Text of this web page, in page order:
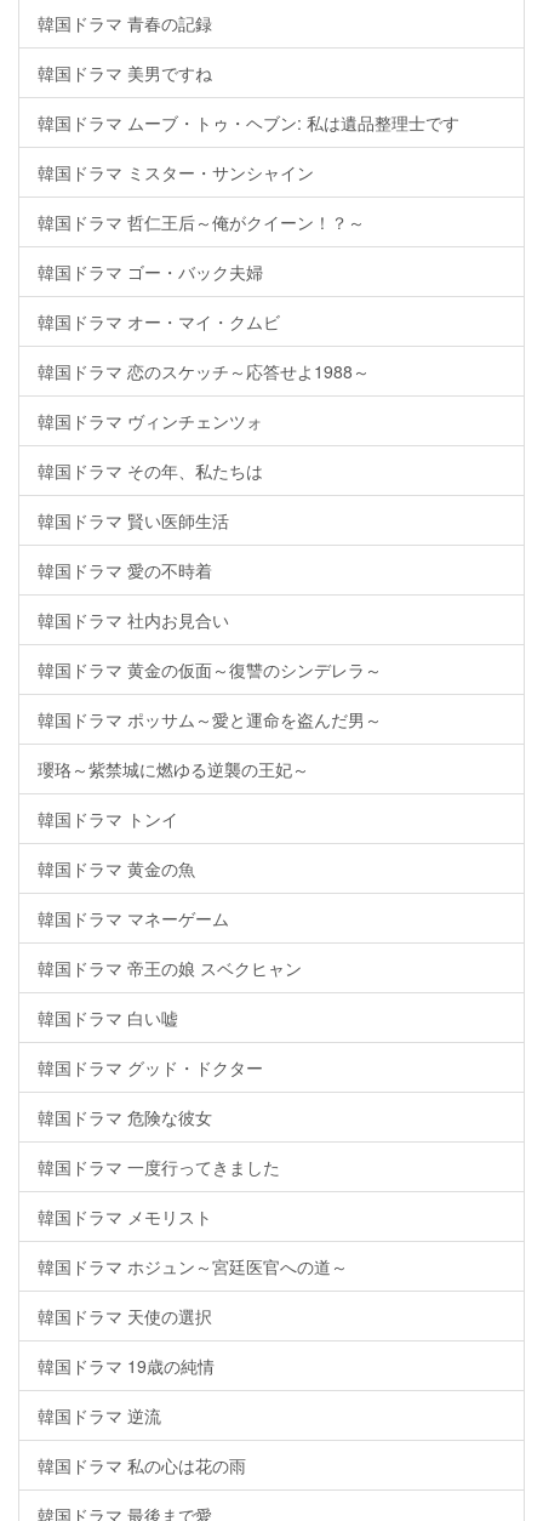
韓国ドラマ 青春の記録
韓国ドラマ 美男ですね
韓国ドラマ ムーブ・トゥ・ヘブン: 私は遺品整理士です
韓国ドラマ ミスター・サンシャイン
韓国ドラマ 哲仁王后～俺がクイーン！？～
韓国ドラマ ゴー・バック夫婦
韓国ドラマ オー・マイ・クムビ
韓国ドラマ 恋のスケッチ～応答せよ1988～
韓国ドラマ ヴィンチェンツォ
韓国ドラマ その年、私たちは
韓国ドラマ 賢い医師生活
韓国ドラマ 愛の不時着
韓国ドラマ 社内お見合い
韓国ドラマ 黄金の仮面～復讐のシンデレラ～
韓国ドラマ ポッサム～愛と運命を盗んだ男～
瓔珞～紫禁城に燃ゆる逆襲の王妃～
韓国ドラマ トンイ
韓国ドラマ 黄金の魚
韓国ドラマ マネーゲーム
韓国ドラマ 帝王の娘 スベクヒャン
韓国ドラマ 白い嘘
韓国ドラマ グッド・ドクター
韓国ドラマ 危険な彼女
韓国ドラマ 一度行ってきました
韓国ドラマ メモリスト
韓国ドラマ ホジュン～宮廷医官への道～
韓国ドラマ 天使の選択
韓国ドラマ 19歳の純情
韓国ドラマ 逆流
韓国ドラマ 私の心は花の雨
韓国ドラマ 最後まで愛